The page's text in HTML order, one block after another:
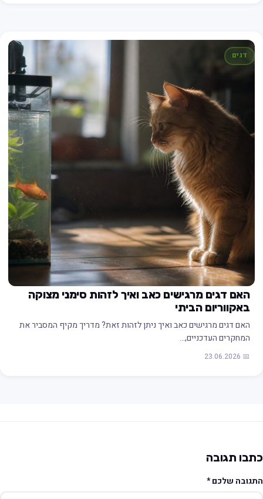
דגים
האם דגים מרגישים כאב ואיך לזהות סימני מצוקה
באקווריום הביתי
האם דגים מרגישים כאב ואיך ניתן לזהות זאת? מדריך מקיף המסביר את
המחקרים העדכניים,…
📅 23.06.2026
תגובה
שלכם*